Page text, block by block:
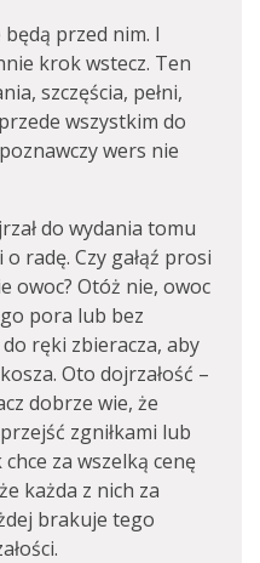
przed nim. I
krok wstecz. Ten
szczęścia, pełni,
wszystkim do
wers nie
do wydania tomu
radę. Czy gałąź prosi
owoc? Otóż nie, owoc
pora lub bez
ręki zbieracza, aby
Oto dojrzałość –
dobrze wie, że
zgniłkami lub
za wszelką cenę
każda z nich za
brakuje tego